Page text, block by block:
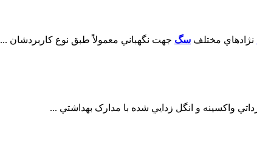
نژادهاي مختلف سگ جهت نگهباني معمولاً طبق نوع کاربردشان ...
واکسينه و انگل زدايي شده با مدارک بهداشتي ...